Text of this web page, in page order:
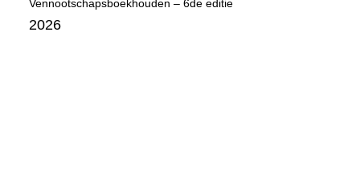
Vennootschapsboekhouden – 6de editie
2026